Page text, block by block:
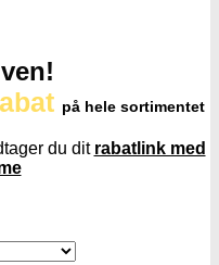
på hele sortimentet
du dit rabatlink med